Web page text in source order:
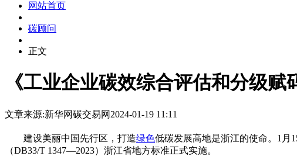
网站首页
碳顾问
正文
《工业企业碳效综合评估和分级
文章来源:新华网碳交易网 2024-01-19 11:11
建设美丽中国先行区，打造绿色低碳发展高地是浙江的使命。1月
（DB33/T 1347—2023）浙江省地方标准正式实施。